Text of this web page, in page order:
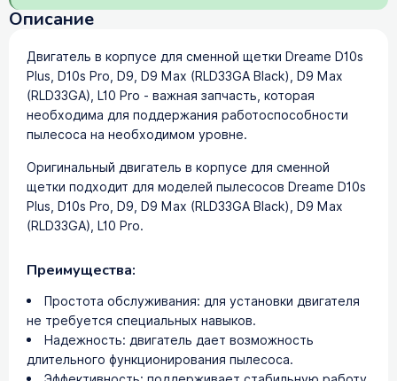
Описание
Двигатель в корпусе для сменной щетки Dreame D10s
Plus, D10s Pro, D9, D9 Max (RLD33GA Black), D9 Max
(RLD33GA), L10 Pro - важная запчасть, которая
необходима для поддержания работоспособности
пылесоса на необходимом уровне.
Оригинальный двигатель в корпусе для сменной
щетки подходит для моделей пылесосов Dreame D10s
Plus, D10s Pro, D9, D9 Max (RLD33GA Black), D9 Max
(RLD33GA), L10 Pro.
Преимущества:
Простота обслуживания: для установки двигателя
не требуется специальных навыков.
Надежность: двигатель дает возможность
длительного функционирования пылесоса.